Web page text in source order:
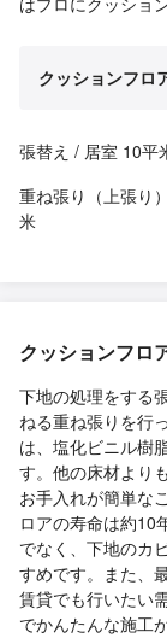
クッションフロ
張替え / 居室 10平
重ね張り（上張り
米
クッションフロ
下地の処理をする
ねる重ね張りを行
は、塩化ビニル樹
す。他の床材より
お手入れが簡単な
ロアの寿命は約10
でなく、下地のカ
すめです。また、
賃貸でも行いたい
でかんたんな施工